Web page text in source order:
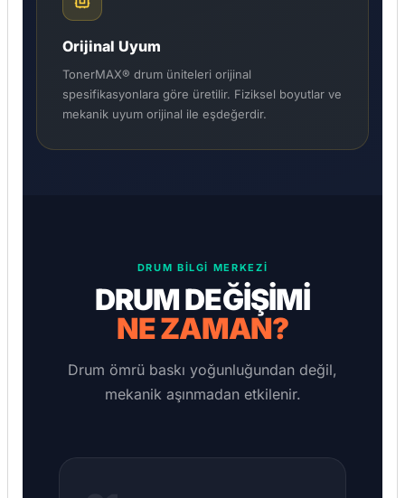
Orijinal Uyum
TonerMAX® drum üniteleri orijinal
spesifikasyonlara göre üretilir. Fiziksel boyutlar ve
mekanik uyum orijinal ile eşdeğerdir.
DRUM BILGI MERKEZI
DRUM DEĞİŞİMİ
NE ZAMAN?
Drum ömrü baskı yoğunluğundan değil,
mekanik aşınmadan etkilenir.